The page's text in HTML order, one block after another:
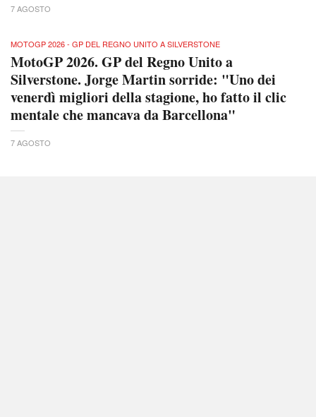
7 AGOSTO
MOTOGP 2026 - GP DEL REGNO UNITO A SILVERSTONE
MotoGP 2026. GP del Regno Unito a
Silverstone. Jorge Martin sorride: "Uno dei
venerdì migliori della stagione, ho fatto il clic
mentale che mancava da Barcellona"
7 AGOSTO